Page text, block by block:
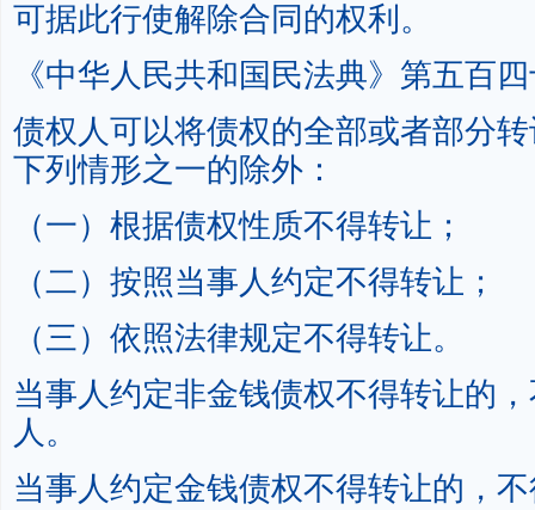
可据此行使解除合同的权利。
《中华人民共和国民法典》第五百
债权人可以将债权的全部或者部分
下列情形之一的除外：
（一）根据债权性质不得转让；
（二）按照当事人约定不得转让；
（三）依照法律规定不得转让。
当事人约定非金钱债权不得转让的
人。
当事人约定金钱债权不得转让的，